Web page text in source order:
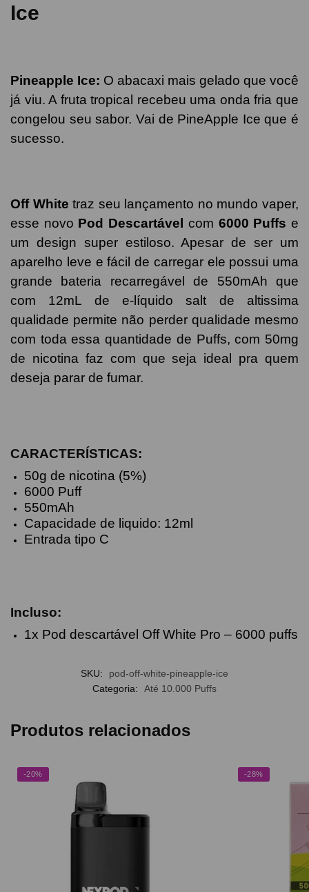
Ice
Pineapple Ice: O abacaxi mais gelado que você
já viu. A fruta tropical recebeu uma onda fria que
congelou seu sabor. Vai de PineApple Ice que é
sucesso.
Off White traz seu lançamento no mundo vaper,
esse novo Pod Descartável com 6000 Puffs e
um design super estiloso. Apesar de ser um
aparelho leve e fácil de carregar ele possui uma
grande bateria recarregável de 550mAh que
com 12mL de e-líquido salt de altissima
qualidade permite não perder qualidade mesmo
com toda essa quantidade de Puffs, com 50mg
de nicotina faz com que seja ideal pra quem
deseja parar de fumar.
CARACTERÍSTICAS:
50g de nicotina (5%)
6000 Puff
550mAh
Capacidade de liquido: 12ml
Entrada tipo C
Incluso:
1x Pod descartável Off White Pro – 6000 puffs
SKU:
pod-off-white-pineapple-ice
Categoria:
Até 10.000 Puffs
Produtos relacionados
-20% -28%